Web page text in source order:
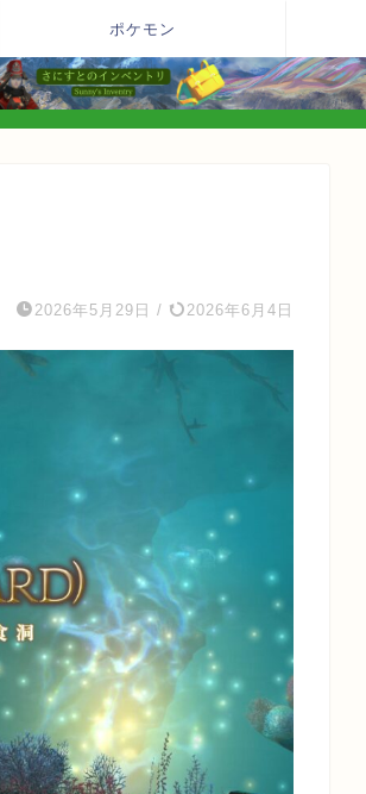
ポケモン
2026年5月29日 / 2026年6月4日